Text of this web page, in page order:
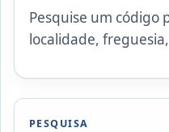
Pesquise um código
localidade,
PESQUISA